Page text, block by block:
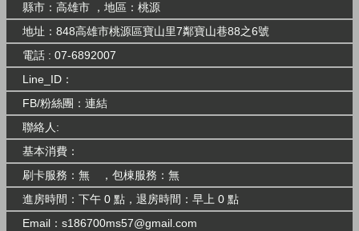
縣市：高雄市 ，地區：桃源
地址：848高雄市桃源區寶山里7鄰寶山巷88之6號
電話 : 07-6892007
Line_ID：
FB/粉絲團： 連結
聯絡人:
基本消費：
刷卡服務：無 ，包棟服務：無
進房時間：下午 0 點，退房時間：早上 0 點
Email： s186700ms57@gmail.com